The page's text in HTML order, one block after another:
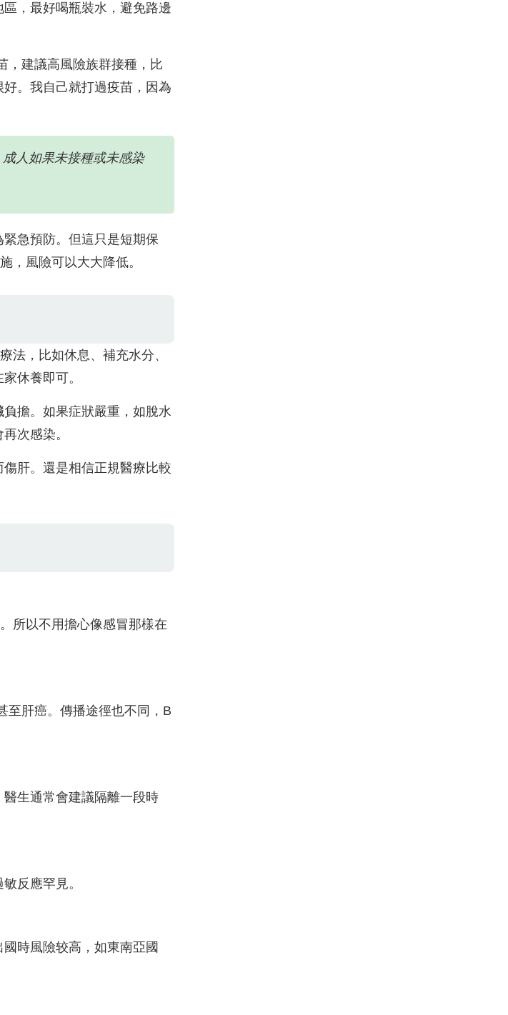
，最好喝瓶裝水，避免路邊
，建議高風險族群接種，比
。我自己就打過疫苗，因為
人如果未接種或未感染
急預防。但這只是短期保
，風險可以大大降低。
法，比如休息、補充水分、
休養即可。
擔。如果症狀嚴重，如脫水
次感染。
肝。還是相信正規醫療比較
所以不用擔心像感冒那樣在
至肝癌。傳播途徑也不同，B
生通常會建議隔離一段時
反應罕見。
時風險较高，如東南亞國